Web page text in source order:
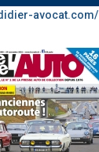
avocat.com/